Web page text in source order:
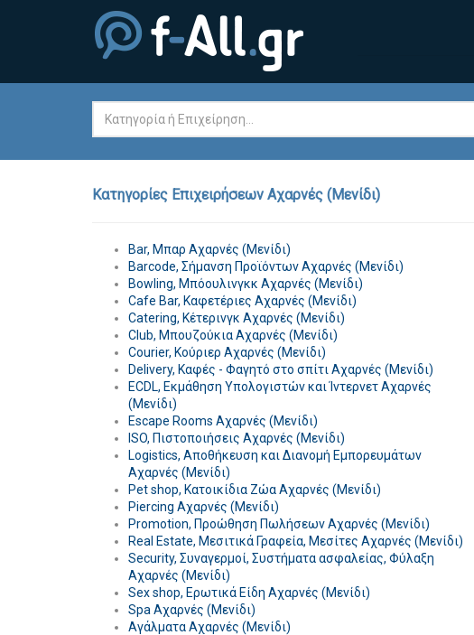
Κατηγορίες Επιχειρήσεων Αχαρνές (Μενίδι)
Bar, Μπαρ Αχαρνές (Μενίδι)
Barcode, Σήμανση Προϊόντων Αχαρνές (Μενίδι)
Bowling, Μπόουλινγκκ Αχαρνές (Μενίδι)
Cafe Bar, Καφετέριες Αχαρνές (Μενίδι)
Catering, Κέτερινγκ Αχαρνές (Μενίδι)
Club, Μπουζούκια Αχαρνές (Μενίδι)
Courier, Κούριερ Αχαρνές (Μενίδι)
Delivery, Καφές - Φαγητό στο σπίτι Αχαρνές (Μενίδι)
ECDL, Εκμάθηση Υπολογιστών και Ίντερνετ Αχαρνές
(Μενίδι)
Escape Rooms Αχαρνές (Μενίδι)
ISO, Πιστοποιήσεις Αχαρνές (Μενίδι)
Logistics, Αποθήκευση και Διανομή Εμπορευμάτων
Αχαρνές (Μενίδι)
Pet shop, Κατοικίδια Ζώα Αχαρνές (Μενίδι)
Piercing Αχαρνές (Μενίδι)
Promotion, Προώθηση Πωλήσεων Αχαρνές (Μενίδι)
Real Estate, Μεσιτικά Γραφεία, Μεσίτες Αχαρνές (Μενίδι)
Security, Συναγερμοί, Συστήματα ασφαλείας, Φύλαξη
Αχαρνές (Μενίδι)
Sex shop, Ερωτικά Είδη Αχαρνές (Μενίδι)
Spa Αχαρνές (Μενίδι)
Αγάλματα Αχαρνές (Μενίδι)